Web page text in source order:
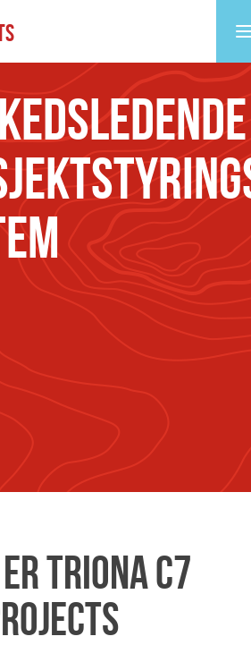
TRIONA C7